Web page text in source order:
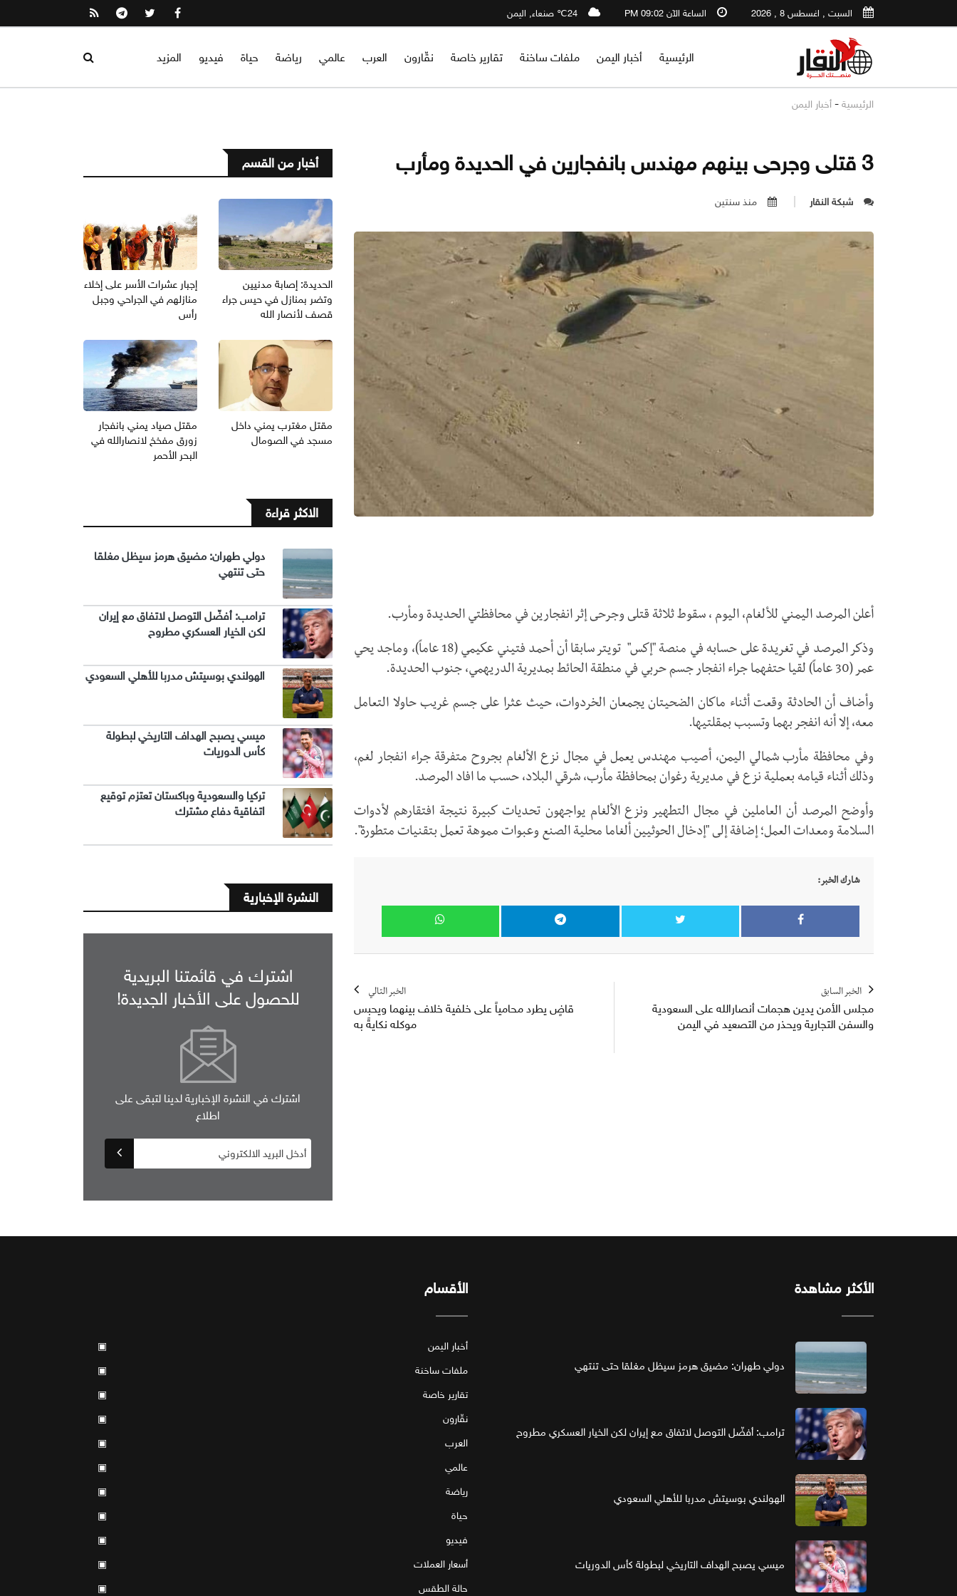
السبت , اغسطس 8 , 2026 الساعة الآن 09:02 PM 24℃ صنعاء, اليمن
الرئيسية أخبار اليمن ملفات ساخنة تقارير خاصة نقّارون العرب عالمي رياضة حياة فيديو المزيد
الرئيسية - أخبار اليمن
3 قتلى وجرحى بينهم مهندس بانفجارين في الحديدة ومأرب
شبكة النقار منذ سنتين
أعلن المرصد اليمني للألغام، اليوم ، سقوط ثلاثة قتلى وجرحى إثر انفجارين في محافظتي الحديدة ومأرب.
وذكر المرصد في تغريدة على حسابه في منصة "إكس" تويتر سابقا أن أحمد فتيني عكيمي (18 عاماً)، وماجد يحي
عمر (30 عاماً) لقيا حتفهما جراء انفجار جسم حربي في منطقة الحائط بمديرية الدريهمي، جنوب الحديدة.
وأضاف أن الحادثة وقعت أثناء ماكان الضحيتان يجمعان الخردوات، حيث عثرا على جسم غريب حاولا التعامل
معه، إلا أنه انفجر بهما وتسبب بمقلتيها.
وفي محافظة مأرب شمالي اليمن، أصيب مهندس يعمل في مجال نزع الألغام بجروح متفرقة جراء انفجار لغم،
وذلك أثناء قيامه بعملية نزع في مديرية رغوان بمحافظة مأرب، شرقي البلاد، حسب ما افاد المرصد.
وأوضح المرصد أن العاملين في مجال التطهير ونزع الألغام يواجهون تحديات كبيرة نتيجة افتقارهم لأدوات
السلامة ومعدات العمل؛ إضافة إلى "إدخال الحوثيين ألغاما محلية الصنع وعبوات مموهة تعمل بتقنيات متطورة".
شارك الخبر:
الخبر السابق
مجلس الأمن يدين هجمات أنصارالله على السعودية
والسفن التجارية ويحذر من التصعيد في اليمن
الخبر التالي
قاضٍ يطرد محامياً على خلفية خلاف بينهما ويحبس
موكله نكايةً به
أخبار من القسم
الحديدة: إصابة مدنيين
وتضر بمنازل في حيس جراء
قصف لأنصار الله
إجبار عشرات الأسر على إخلاء
منازلهم في الجراحي وجبل
رأس
مقتل مغترب يمني داخل
مسجد في الصومال
مقتل صياد يمني بانفجار
زورق مفخخ لانصارالله في
البحر الأحمر
الاكثر قراءة
دولي طهران: مضيق هرمز سيظل مغلقا
حتى تنتهي
ترامب: أفضّل التوصل لاتفاق مع إيران
لكن الخيار العسكري مطروح
الهولندي بوسيتش مدربا للأهلي السعودي
ميسي يصبح الهداف التاريخي لبطولة
كأس الدوريات
تركيا والسعودية وباكستان تعتزم توقيع
اتفاقية دفاع مشترك
النشرة الإخبارية
اشترك في قائمتنا البريدية
للحصول على الأخبار الجديدة!
اشترك في النشرة الإخبارية لدينا لتبقى على
اطلاع
الأكثر مشاهدة
دولي طهران: مضيق هرمز سيظل مغلقا حتى تنتهي
ترامب: أفضّل التوصل لاتفاق مع إيران لكن الخيار العسكري مطروح
الهولندي بوسيتش مدربا للأهلي السعودي
ميسي يصبح الهداف التاريخي لبطولة كأس الدوريات
الأقسام
أخبار اليمن
▣
ملفات ساخنة
▣
تقارير خاصة
▣
نقّارون
▣
العرب
▣
عالمي
▣
رياضة
▣
حياة
▣
فيديو
▣
أسعار العملات
▣
حالة الطقس
▣